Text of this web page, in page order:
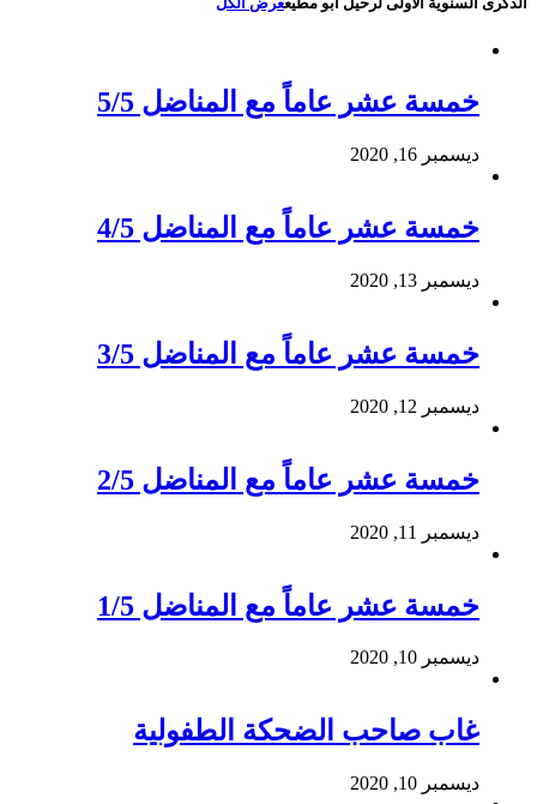
خمسة عشر عاماً مع المناضل 5/5
ديسمبر 16, 2020
خمسة عشر عاماً مع المناضل 4/5
ديسمبر 13, 2020
خمسة عشر عاماً مع المناضل 3/5
ديسمبر 12, 2020
خمسة عشر عاماً مع المناضل 2/5
ديسمبر 11, 2020
خمسة عشر عاماً مع المناضل 1/5
ديسمبر 10, 2020
غاب صاحب الضحكة الطفولية
ديسمبر 10, 2020